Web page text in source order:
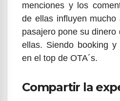
menciones y los
de ellas influyen
pasajero pone su
ellas. Siendo booking
en el top de OTA´s.
Compartir la